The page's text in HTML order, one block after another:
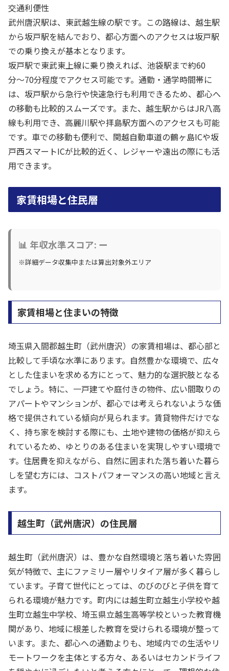
交通利便性
武州唐沢駅は、東武越生線の駅です。この路線は、越生駅
から坂戸駅を結んでおり、都心方面へのアクセスは坂戸駅
での乗り換えが基本となります。
坂戸駅で東武東上線に乗り換えれば、池袋駅まで約60
分〜70分程度でアクセス可能です。通勤・通学時間帯に
は、坂戸駅から急行や快速急行も利用できるため、都心へ
の移動も比較的スムーズです。また、越生駅からはJR八高
線も利用でき、高麗川駅や拝島駅方面へのアクセスも可能
です。車での移動も便利で、関越自動車道の鶴ヶ島ICや坂
戸西スマートICが比較的近く、レジャーや遠出の際にも活
用できます。
家賃相場と住民層
📊 年収水準スコア: ー
※詳細データ収集中または算出対象外エリア
家賃相場と住まいの特徴
埼玉県入間郡越生町（武州唐沢）の家賃相場は、都心部と
比較して手頃な水準にあります。自然豊かな環境で、広々
とした住まいを求める方にとって、魅力的な選択肢となる
でしょう。特に、一戸建てや庭付きの物件、広い間取りの
アパートやマンションが、都心では考えられないような価
格で提供されている傾向が見られます。賃貸物件だけでな
く、持ち家を検討する際にも、土地や建物の価格が抑えら
れているため、ゆとりのある住まいを実現しやすい環境で
す。住居費を抑えながら、自然に囲まれた落ち着いた暮ら
しを望む方には、コストパフォーマンスの高い地域と言え
ます。
越生町（武州唐沢）の住民層
越生町（武州唐沢）は、豊かな自然環境と落ち着いた雰囲
気が特徴で、主にファミリー層やリタイア層が多く暮らし
ています。子育て世代にとっては、のびのびと子供を育て
られる環境が魅力です。町内には越生町立越生小学校や越
生町立越生中学校、埼玉県立越生高等学校といった教育機
関があり、地域に根差した教育を受けられる環境が整って
います。また、都心への通勤よりも、地域内での生活やリ
モートワークを主体とする方々、あるいはセカンドライフ